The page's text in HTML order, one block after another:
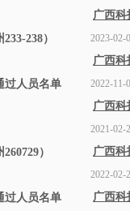
广西科
2023-02-
广西科
2022-11-
广西科
2021-02-
广西科
2022-02-
广西科
238）
过人员名单
）
过人员名单